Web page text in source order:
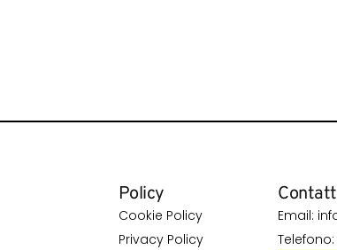
Policy
Cookie Policy
Privacy Policy
Email:
Telefono: